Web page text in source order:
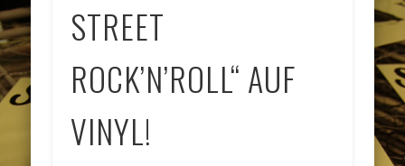
STREET
ROCK’N’ROLL“ AUF
VINYL!